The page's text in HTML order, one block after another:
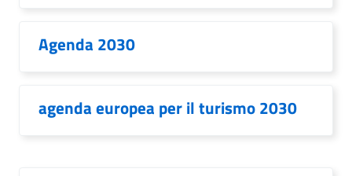
Agenda 2030
agenda europea per il turismo 2030